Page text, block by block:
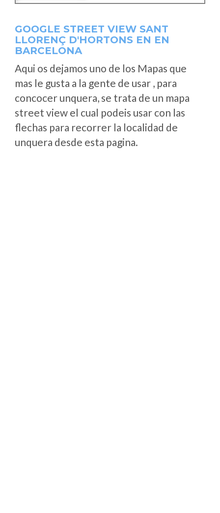
GOOGLE STREET VIEW SANT
LLORENÇ D'HORTONS EN EN
BARCELONA
Aqui os dejamos uno de los Mapas que
mas le gusta a la gente de usar , para
concocer unquera, se trata de un mapa
street view el cual podeis usar con las
flechas para recorrer la localidad de
unquera desde esta pagina.